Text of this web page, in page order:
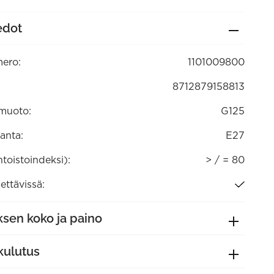
1101009800
8712879158813
G125
E27
> / = 80
koko ja paino